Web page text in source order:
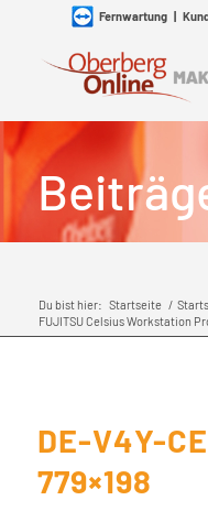
Fernwartung|
Du bist hier: Startseite /
FUJITSU Celsius Workstation
DE-V4Y-
779×198